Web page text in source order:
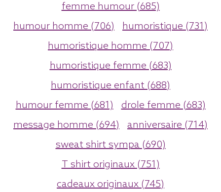
femme humour (685)
humour homme (706)
humoristique (731)
humoristique homme (707)
humoristique femme (683)
humoristique enfant (688)
humour femme (681)
drole femme (683)
message homme (694)
anniversaire (714)
sweat shirt sympa (690)
T shirt originaux (751)
cadeaux originaux (745)